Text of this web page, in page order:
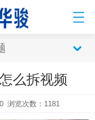
么拆视频
浏览次数： 1181